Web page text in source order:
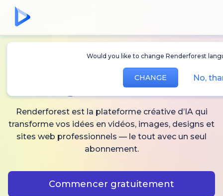
Would you like to change Renderforest
CHANGE No,
vidéos,
et audio IA
Renderforest est la plateforme créative d’IA qui
transforme vos idées en vidéos, images, designs et
sites web professionnels — le tout avec un seul
abonnement.
Commencer gratuitement